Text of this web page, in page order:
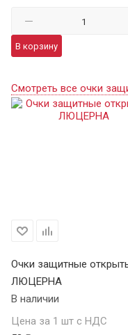
В корзину
Смотреть все очки
Очки защитные
ЛЮЦЕРНА
В наличии
Цена за 1 шт с НДС